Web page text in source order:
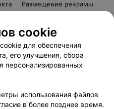
Размещение рекламы
Способы оплаты
Партнеры
103.by
данных
cookie
для обеспечения
его улучшения, сбора
персонализированных
использования файлов
в более позднее время.